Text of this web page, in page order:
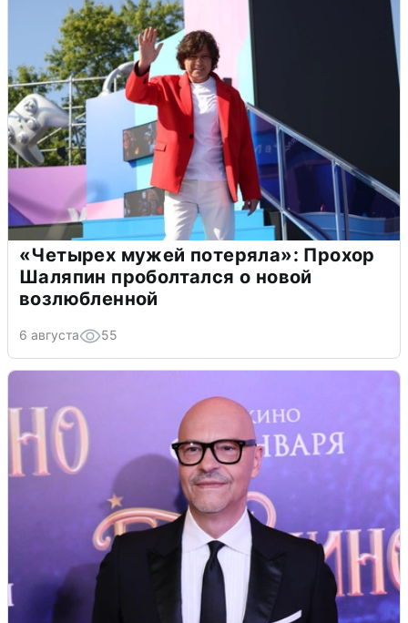
«Четырех мужей потеряла»: Прохор
Шаляпин проболтался о новой
возлюбленной
6 августа 55